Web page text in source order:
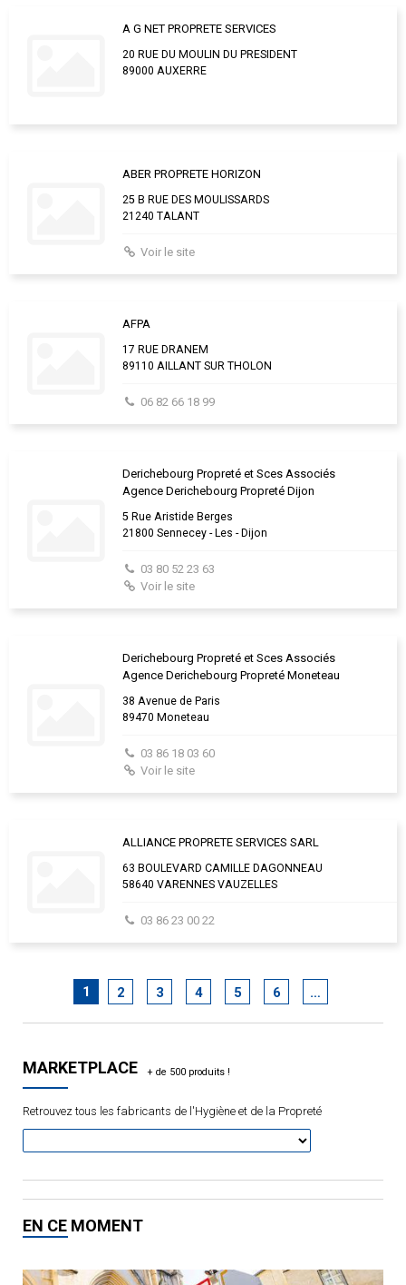
A G NET PROPRETE SERVICES
20 RUE DU MOULIN DU PRESIDENT
89000 AUXERRE
ABER PROPRETE HORIZON
25 B RUE DES MOULISSARDS
21240 TALANT
Voir le site
AFPA
17 RUE DRANEM
89110 AILLANT SUR THOLON
06 82 66 18 99
Derichebourg Propreté et Sces Associés
Agence Derichebourg Propreté Dijon
5 Rue Aristide Berges
21800 Sennecey - Les - Dijon
03 80 52 23 63
Voir le site
Derichebourg Propreté et Sces Associés
Agence Derichebourg Propreté Moneteau
38 Avenue de Paris
89470 Moneteau
03 86 18 03 60
Voir le site
ALLIANCE PROPRETE SERVICES SARL
63 BOULEVARD CAMILLE DAGONNEAU
58640 VARENNES VAUZELLES
03 86 23 00 22
1 2 3 4 5 6 …
MARKETPLACE
Retrouvez tous les fabricants de l'Hygiène et de la Propreté
EN CE MOMENT